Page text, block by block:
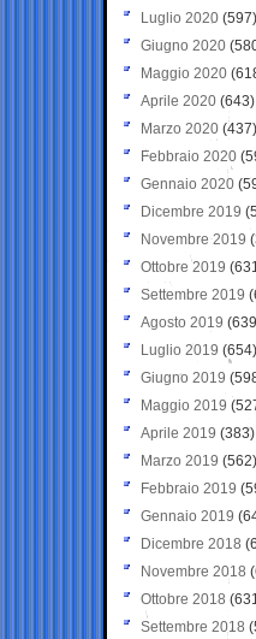
Luglio 2020 (597)
Giugno 2020
Maggio 2020
Aprile 2020 (643)
Marzo 2020 (437)
Febbraio 2020
Gennaio 2020
Dicembre 2019
Novembre 2019
Ottobre 2019
Settembre 2019
Agosto 2019
Luglio 2019 (654)
Giugno 2019
Maggio 2019
Aprile 2019 (383)
Marzo 2019 (562)
Febbraio 2019
Gennaio 2019
Dicembre 2018
Novembre 2018
Ottobre 2018
Settembre 2018